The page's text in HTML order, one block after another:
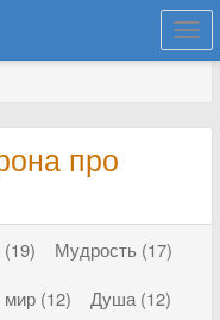
про
Мудрость (17)
(12)
Душа (12)